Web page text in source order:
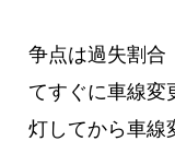
争点は過失割合
てすぐに車線変
灯してから車線